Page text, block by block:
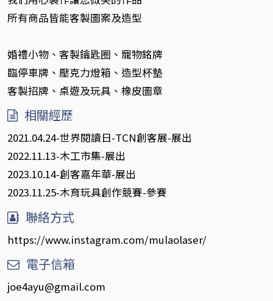
所有商品皆能客製圖案及造型
婚禮小物、客製鑰匙圈、寵物銘牌
臨停車牌、壓克力燈箱、造型杯墊
客製招牌、桌遊及玩具、橡皮圖章
相關經歷
2021.04.24-世界閱讀日-TCN創客展-展出
2022.11.13-木工市集-展出
2023.10.14-創客嘉年華-展出
2023.11.25-木育玩具創作競賽-參賽
聯絡方式
https://www.instagram.com/mulaolaser/
電子信箱
joe4ayu@gmail.com